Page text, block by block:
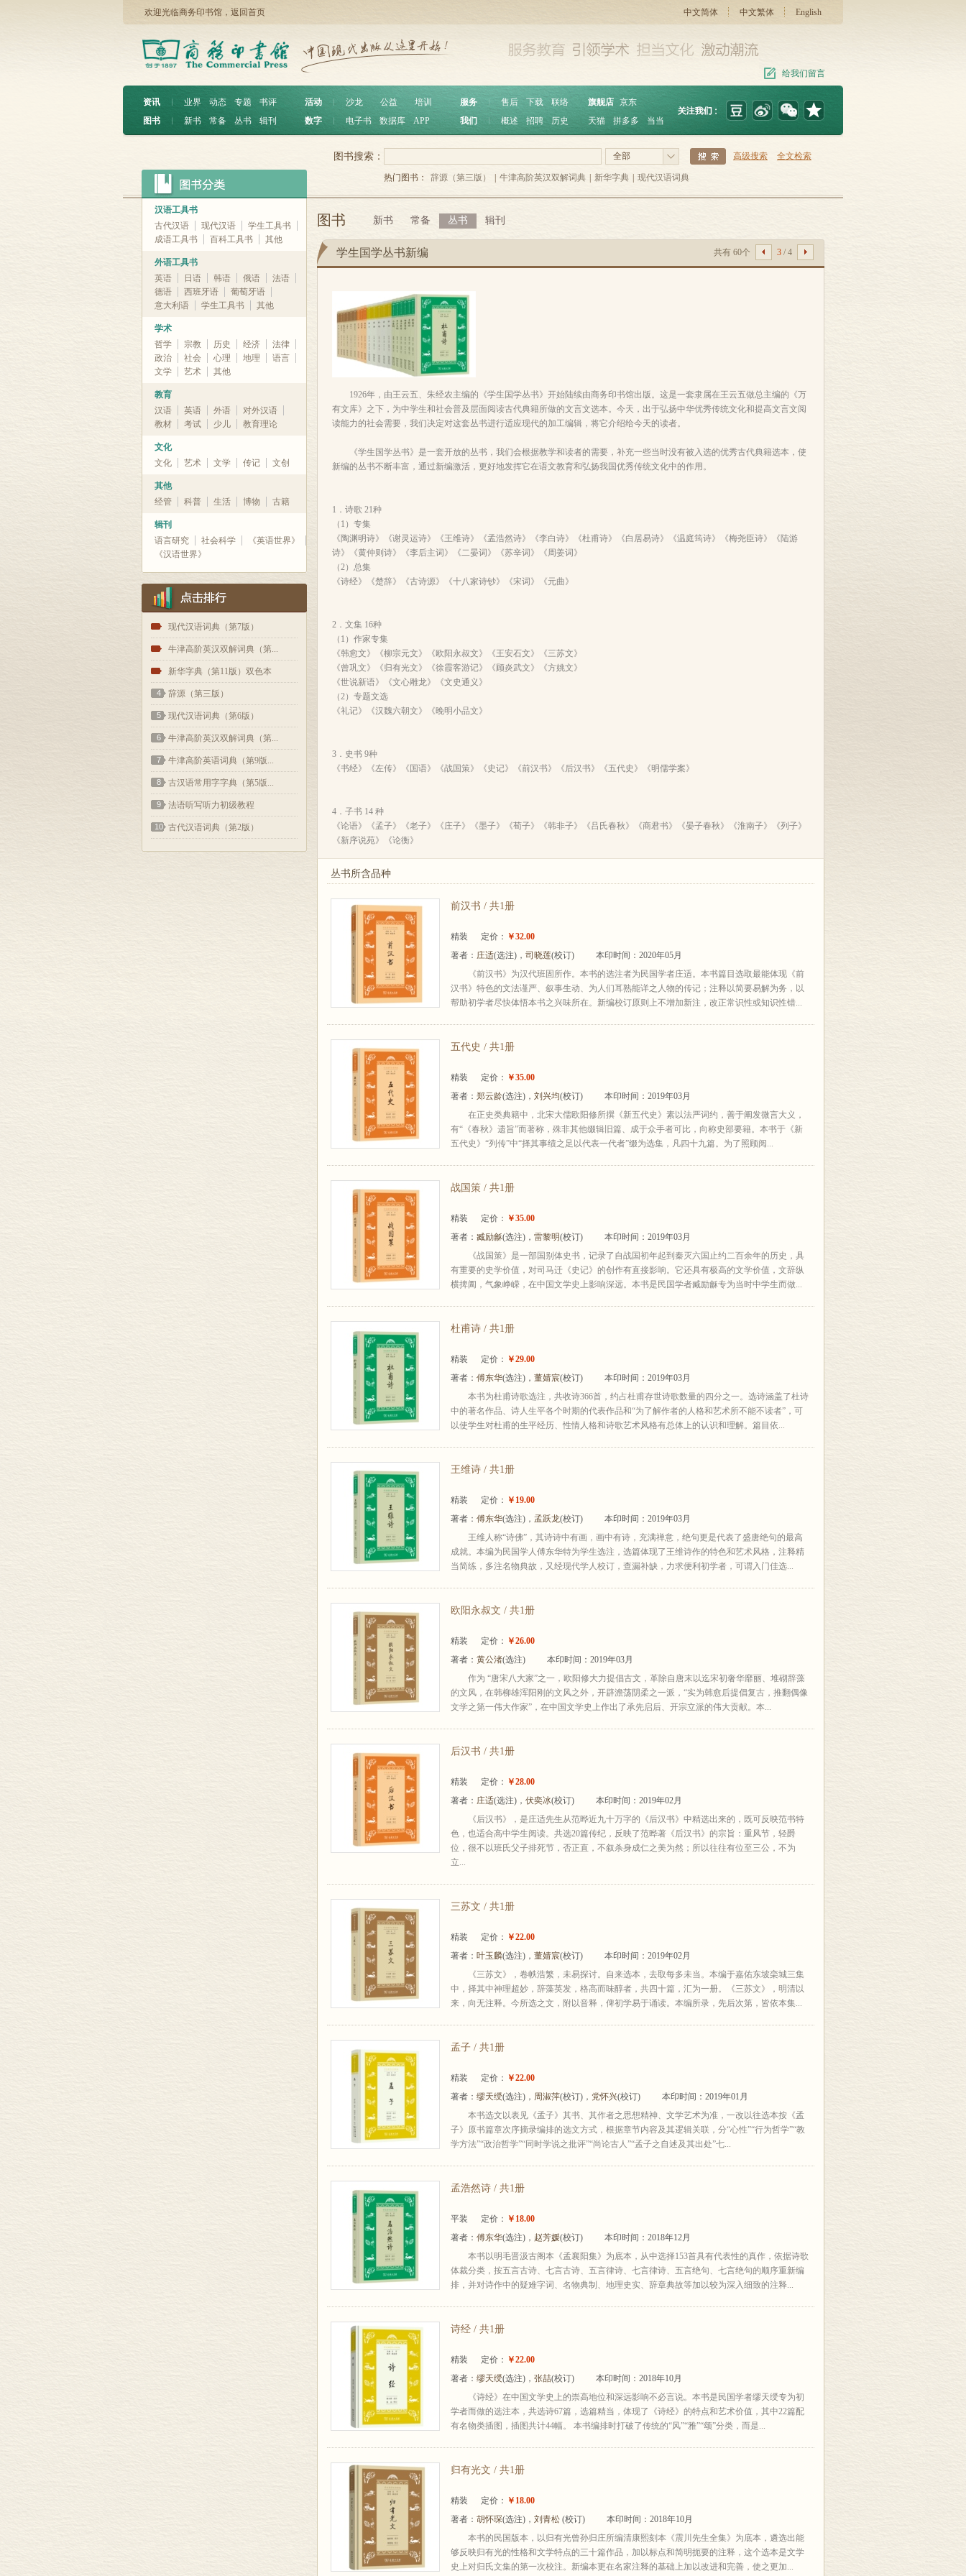
欢迎光临商务印书馆， 返回首页 中文简体 中文繁体 English
给我们留言
资讯 ︱ 业界 动态 专题
书评
图书
︱ 新书 常备 丛书 辑刊
活动 沙龙 公益
培训
数字
电子书 数据库 APP
服务 ︱ 售后 下载
联络
我们
概述 招聘 历史
旗舰店 京东
天猫
拼多多 当当
汉语工具书
古代汉语
现代汉语
学生工具书
成语工具书
百科工具书 其他
外语工具书
英语
日语 韩语 俄语
法语
德语
西班牙语
葡萄牙语
意大利语
学生工具书 其他
学术
哲学
宗教 历史 经济
法律
政治
社会 心理 地理
语言
文学
艺术 其他
教育
汉语
英语 外语
对外汉语
教材
考试 少儿 教育理论
文化
文化
艺术 文学 传记 文创
其他
经管
科普 生活 博物 古籍
辑刊
语言研究
社会科学
《英语世界》
《汉语世界》
1 现代汉语词典（第7版）
2 牛津高阶英汉双解词典（第...
3 新华字典（第11版）双色本
4 辞源（第三版）
5 现代汉语词典（第6版）
6 牛津高阶英汉双解词典（第...
7 牛津高阶英语词典（第9版...
8 古汉语常用字字典（第5版...
9 法语听写听力初级教程
10 古代汉语词典（第2版）
全部 高级搜索 全文检索
图书搜索：
热门图书： 辞源（第三版） 牛津高阶英汉双解词典 新华字典 现代汉语词典
图书 新书 常备 丛书 辑刊
学生国学丛书新编 共有 60个 3 / 4
1926年，由王云五、朱经农主编的《学生国学丛书》开始陆续由商务印书馆出版。这是一套隶属在王云五做总主编的《万
有文库》之下，为中学生和社会普及层面阅读古代典籍所做的文言文选本。今天，出于弘扬中华优秀传统文化和提高文言文阅
读能力的社会需要，我们决定对这套丛书进行适应现代的加工编辑，将它介绍给今天的读者。
《学生国学丛书》是一套开放的丛书，我们会根据教学和读者的需要，补充一些当时没有被入选的优秀古代典籍选本，使
新编的丛书不断丰富，通过新编激活，更好地发挥它在语文教育和弘扬我国优秀传统文化中的作用。
1．诗歌 21种
（1）专集
《陶渊明诗》《谢灵运诗》《王维诗》《孟浩然诗》《李白诗》《杜甫诗》《白居易诗》《温庭筠诗》《梅尧臣诗》《陆游
诗》《黄仲则诗》《李后主词》《二晏词》《苏辛词》《周姜词》
（2）总集
《诗经》《楚辞》《古诗源》《十八家诗钞》《宋词》《元曲》
2．文集 16种
（1）作家专集
《韩愈文》《柳宗元文》《欧阳永叔文》《王安石文》《三苏文》
《曾巩文》《归有光文》《徐霞客游记》《顾炎武文》《方姚文》
《世说新语》《文心雕龙》《文史通义》
（2）专题文选
《礼记》《汉魏六朝文》《晚明小品文》
3．史书 9种
《书经》《左传》《国语》《战国策》《史记》《前汉书》《后汉书》《五代史》《明儒学案》
4．子书 14 种
《论语》《孟子》《老子》《庄子》《墨子》《荀子》《韩非子》《吕氏春秋》《商君书》《晏子春秋》《淮南子》《列子》
《新序说苑》《论衡》
丛书所含品种
前汉书 / 共1册
精装 定价： ￥32.00
著者： 庄适(选注)， 司晓莲(校订)
本印时间：2020年05月
《前汉书》为汉代班固所作。本书的选注者为民国学者庄适。本书篇目选取最能体现《前
汉书》特色的文法谨严、叙事生动、为人们耳熟能详之人物的传记；注释以简要易解为务，以
帮助初学者尽快体悟本书之兴味所在。新编校订原则上不增加新注，改正常识性或知识性错...
五代史 / 共1册
精装 定价： ￥35.00
著者： 郑云龄(选注)， 刘兴均(校订)
本印时间：2019年03月
在正史类典籍中，北宋大儒欧阳修所撰《新五代史》素以法严词约，善于阐发微言大义，
有“《春秋》遗旨”而著称，殊非其他缀辑旧篇、成于众手者可比，向称史部要籍。本书于《新
五代史》“列传”中“择其事绩之足以代表一代者”缀为选集，凡四十九篇。为了照顾阅...
战国策 / 共1册
精装 定价： ￥35.00
著者： 臧励龢(选注)， 雷黎明(校订)
本印时间：2019年03月
《战国策》是一部国别体史书，记录了自战国初年起到秦灭六国止约二百余年的历史，具
有重要的史学价值，对司马迁《史记》的创作有直接影响。它还具有极高的文学价值，文辞纵
横捭阖，气象峥嵘，在中国文学史上影响深远。本书是民国学者臧励龢专为当时中学生而做...
杜甫诗 / 共1册
精装 定价： ￥29.00
著者： 傅东华(选注)， 董婧宸(校订)
本印时间：2019年03月
本书为杜甫诗歌选注，共收诗366首，约占杜甫存世诗歌数量的四分之一。选诗涵盖了杜诗
中的著名作品、诗人生平各个时期的代表作品和“为了解作者的人格和艺术所不能不读者”，可
以使学生对杜甫的生平经历、性情人格和诗歌艺术风格有总体上的认识和理解。篇目依...
王维诗 / 共1册
精装 定价： ￥19.00
著者： 傅东华(选注)， 孟跃龙(校订)
本印时间：2019年03月
王维人称“诗佛”，其诗诗中有画，画中有诗，充满禅意，绝句更是代表了盛唐绝句的最高
成就。本编为民国学人傅东华特为学生选注，选篇体现了王维诗作的特色和艺术风格，注释精
当简练，多注名物典故，又经现代学人校订，查漏补缺，力求便利初学者，可谓入门佳选...
欧阳永叔文 / 共1册
精装 定价： ￥26.00
著者： 黄公渚(选注)
本印时间：2019年03月
作为 “唐宋八大家”之一，欧阳修大力提倡古文，革除自唐末以迄宋初奢华靡丽、堆砌辞藻
的文风，在韩柳雄浑阳刚的文风之外，开辟澹荡阴柔之一派，“实为韩愈后提倡复古，推翻偶像
文学之第一伟大作家”，在中国文学史上作出了承先启后、开宗立派的伟大贡献。本...
后汉书 / 共1册
精装 定价： ￥28.00
著者： 庄适(选注)， 伏奕冰(校订)
本印时间：2019年02月
《后汉书》，是庄适先生从范晔近九十万字的《后汉书》中精选出来的，既可反映范书特
色，也适合高中学生阅读。共选20篇传纪，反映了范晔著《后汉书》的宗旨：重风节，轻爵
位，很不以班氏父子排死节，否正直，不叙杀身成仁之美为然；所以往往有位至三公，不为
立...
三苏文 / 共1册
精装 定价： ￥22.00
著者： 叶玉麟(选注)， 董婧宸(校订)
本印时间：2019年02月
《三苏文》，卷帙浩繁，未易探讨。自来选本，去取每多未当。本编于嘉佑东坡栾城三集
中，择其中神理超妙，辞藻英发，格高而味醇者，共四十篇，汇为一册。《三苏文》，明清以
来，向无注释。今所选之文，附以音释，俾初学易于诵读。本编所录，先后次第，皆依本集...
孟子 / 共1册
精装 定价： ￥22.00
著者： 缪天绶(选注)， 周淑萍(校订)， 党怀兴(校订)
本印时间：2019年01月
本书选文以表见《孟子》其书、其作者之思想精神、文学艺术为准，一改以往选本按《孟
子》原书篇章次序摘录编排的选文方式，根据章节内容及其逻辑关联，分“心性”“行为哲学”“教
学方法”“政治哲学”“同时学说之批评”“尚论古人”“孟子之自述及其出处”七...
孟浩然诗 / 共1册
平装 定价： ￥18.00
著者： 傅东华(选注)， 赵芳媛(校订)
本印时间：2018年12月
本书以明毛晋汲古阁本《孟襄阳集》为底本，从中选择153首具有代表性的真作，依据诗歌
体裁分类，按五言古诗、七言古诗、五言律诗、七言律诗、五言绝句、七言绝句的顺序重新编
排，并对诗作中的疑难字词、名物典制、地理史实、辞章典故等加以较为深入细致的注释...
诗经 / 共1册
精装 定价： ￥22.00
著者： 缪天绶(选注)， 张喆(校订)
本印时间：2018年10月
《诗经》在中国文学史上的崇高地位和深远影响不必言说。本书是民国学者缪天绶专为初
学者而做的选注本，共选诗67篇，选篇精当，体现了《诗经》的特点和艺术价值，其中22篇配
有名物类插图，插图共计44幅。 本书编排时打破了传统的“风”“雅”“颂”分类，而是...
归有光文 / 共1册
精装 定价： ￥18.00
著者： 胡怀琛(选注)， 刘青松 (校订)
本印时间：2018年10月
本书的民国版本，以归有光曾孙归庄所编清康熙刻本《震川先生全集》为底本，遴选出能
够反映归有光的性格和文学特点的三十篇作品，加以标点和简明扼要的注释，这个选本是文学
史上对归氏文集的第一次校注。新编本更在名家注释的基础上加以改进和完善，使之更加...